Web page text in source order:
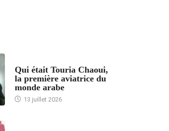
Qui était Touria Chaoui,
la première aviatrice du
monde arabe
13 juillet 2026